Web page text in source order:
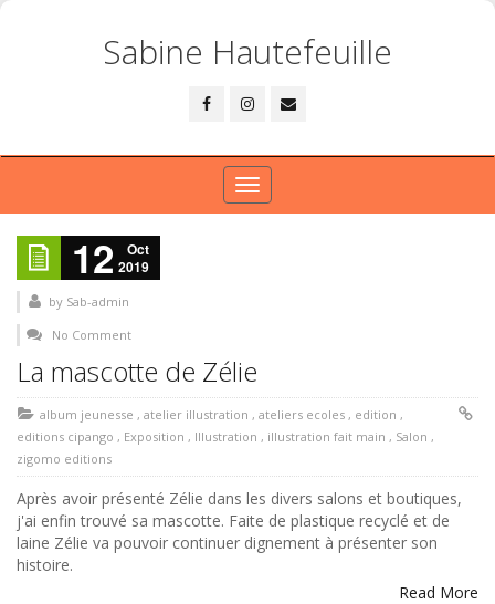
Sabine Hautefeuille
Toggle
navigation
12
Oct
2019
by Sab-admin
No Comment
La mascotte de Zélie
album jeunesse , atelier illustration , ateliers ecoles , edition ,
editions cipango , Exposition , Illustration , illustration fait main , Salon ,
zigomo editions
Après avoir présenté Zélie dans les divers salons et boutiques,
j'ai enfin trouvé sa mascotte. Faite de plastique recyclé et de
laine Zélie va pouvoir continuer dignement à présenter son
histoire.
Read More